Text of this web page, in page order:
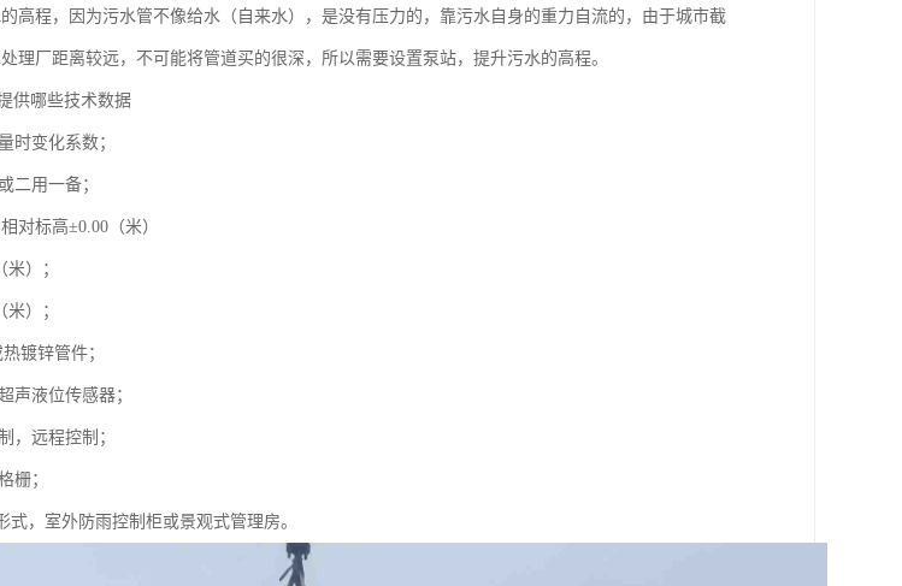
高程，因为污水管不像给水（自来水），是没有压力的，靠污水自身的重力自流的，由于城市截
理厂距离较远，不可能将管道买的很深，所以需要设置泵站，提升污水的高程。
供哪些技术数据
时变化系数；
二用一备；
对标高±0.00（米）
）；
）；
镀锌管件；
声液位传感器；
，远程控制；
栅；
，室外防雨控制柜或景观式管理房。